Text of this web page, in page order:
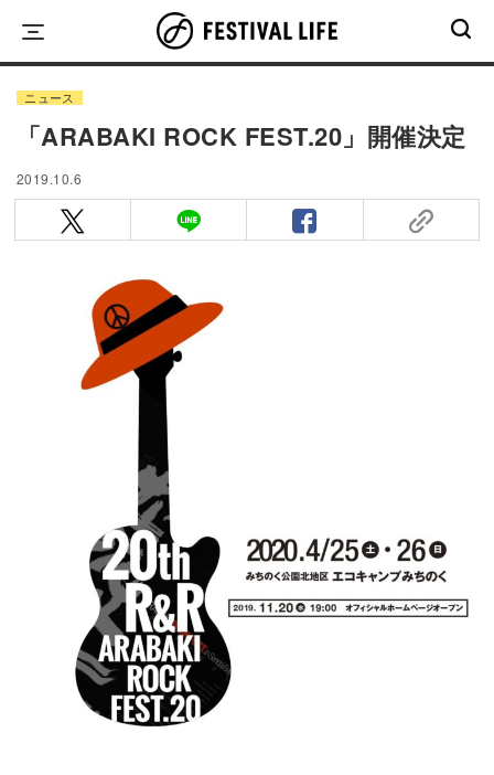
content
ニュース
「ARABAKI ROCK FEST.20」開催決定
2019.10.6